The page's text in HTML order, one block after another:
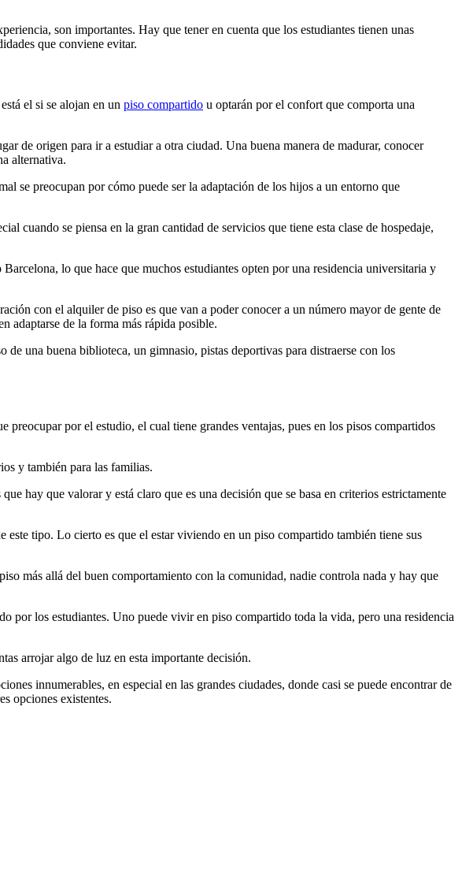
son importantes. Hay que tener en cuenta que los estudiantes tienen unas
que conviene evitar.
el si se alojan en un piso compartido u optarán por el confort que comporta una
de origen para ir a estudiar a otra ciudad. Una buena manera de madurar, conocer
alternativa.
se preocupan por cómo puede ser la adaptación de los hijos a un entorno que
cuando se piensa en la gran cantidad de servicios que tiene esta clase de hospedaje,
lo que hace que muchos estudiantes opten por una residencia universitaria y
con el alquiler de piso es que van a poder conocer a un número mayor de gente de
adaptarse de la forma más rápida posible.
una buena biblioteca, un gimnasio, pistas deportivas para distraerse con los
por el estudio, el cual tiene grandes ventajas, pues en los pisos compartidos
y también para las familias.
hay que valorar y está claro que es una decisión que se basa en criterios estrictamente
este tipo. Lo cierto es que el estar viviendo en un piso compartido también tiene sus
más allá del buen comportamiento con la comunidad, nadie controla nada y hay que
por los estudiantes. Uno puede vivir en piso compartido toda la vida, pero una residencia
arrojar algo de luz en esta importante decisión.
innumerables, en especial en las grandes ciudades, donde casi se puede encontrar de
opciones existentes.